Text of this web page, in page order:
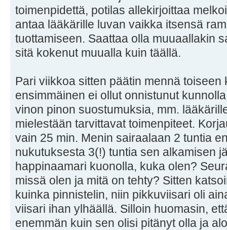
toimenpidettä, potilas allekirjoittaa
antaa lääkärille luvan vaikka itsensä
tuottamiseen. Saattaa olla muuaallakin
sitä kokenut muualla kuin täällä.
Pari viikkoa sitten päätin mennä
ensimmäinen ei ollut onnistunut
vinon pinon suostumuksia, mm.
mielestään tarvittavat toimenpiteet.
vain 25 min. Menin sairaalaan 2 tuntia
nukutuksesta 3(!) tuntia sen alkamisen
happinaamari kuonolla, kuka olen?
missä olen ja mitä on tehty? Sitten
kuinka pinnistelin, niin pikkuviisari oli
viisari ihan ylhäällä. Silloin huomasin,
enemmän kuin sen olisi pitänyt olla ja